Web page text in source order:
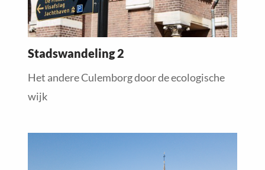
Stadswandeling 2
Het andere Culemborg door de ecologische
wijk